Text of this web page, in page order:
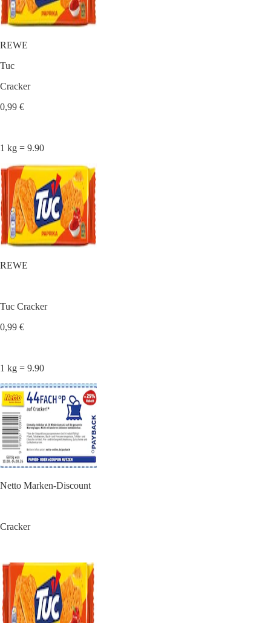
REWE
Tuc
Cracker
0,99 €
1 kg = 9.90
REWE
Tuc Cracker
0,99 €
1 kg = 9.90
Netto Marken-Discount
Cracker